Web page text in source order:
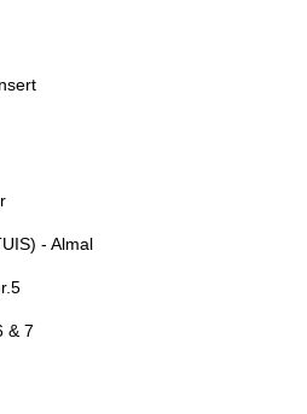
- Almal
& 7